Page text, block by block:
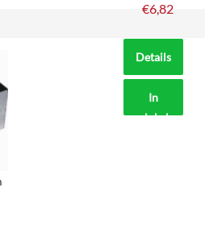
€6,82
Details
In
winkelmand